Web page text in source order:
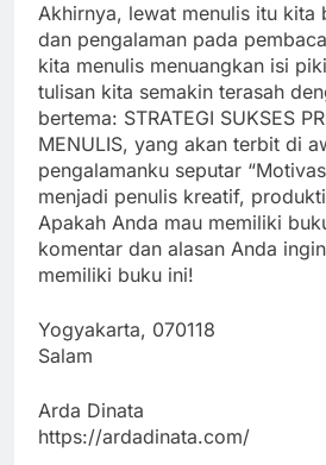
Akhirnya, lewat menulis itu kita
dan pengalaman pada
kita menulis menuangkan isi
tulisan kita semakin terasah
bertema: STRATEGI SUKSES
MENULIS, yang akan terbit di
pengalamanku seputar
menjadi penulis kreatif,
Apakah Anda mau memiliki
komentar dan alasan Anda
memiliki buku ini!
Yogyakarta, 070118
Salam
Arda Dinata
https://ardadinata.com/